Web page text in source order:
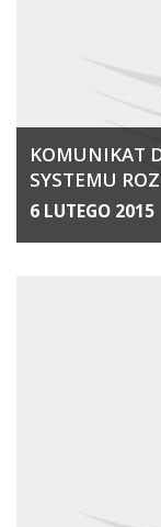
KOMUNIKAT
SYSTEMU
POLSKI
6 LUTEGO 2015